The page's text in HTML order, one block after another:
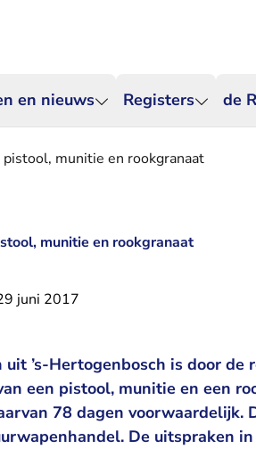
en nieuws Registers de
munitie en rookgranaat
munitie en rookgranaat
juni 2017
’s-Hertogenbosch is door
een pistool, munitie en een
78 dagen voorwaardelijk.
De uitspraken